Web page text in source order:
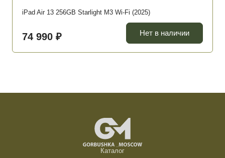
iPad Air 13 256GB Starlight M3 Wi-Fi (2025)
74 990 ₽ Нет в наличии
Каталог